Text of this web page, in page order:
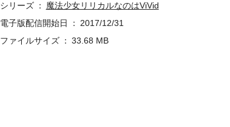
シリーズ
魔法少女リリカルなのはViVid
電子版配信開始日
2017/12/31
ファイルサイズ
33.68 MB